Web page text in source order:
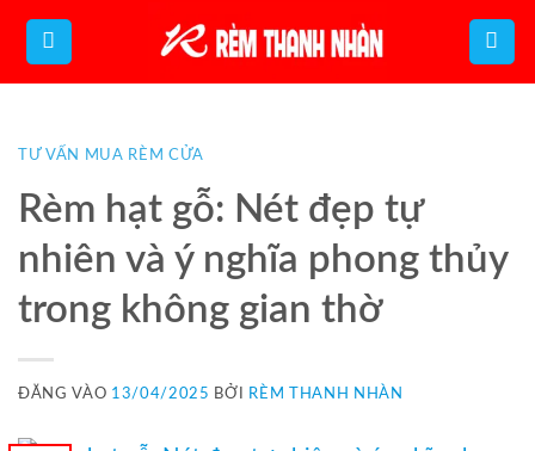
qua
TƯ VẤN MUA RÈM CỬA
Rèm hạt gỗ: Nét đẹp tự
nhiên và ý nghĩa phong thủy
trong không gian thờ
ĐĂNG VÀO 13/04/2025 BỞI RÈM THANH NHÀN